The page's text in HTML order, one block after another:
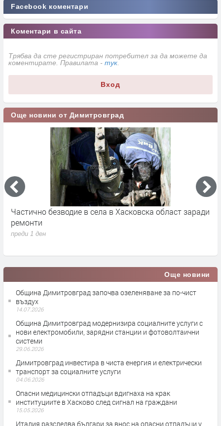
Facebook коментари
Коментари в сайта
Трябва да сте регистриран потребител за да можете да
коментирате. Правилата - тук.
Вход
Още новини от Димитровград
Частично безводие в села в Хасковска област заради
ремонти
преди 1 ден
Още новини
Община Димитровград започва озеленяване за по-чист
въздух
14.07.2026
Община Димитровград модернизира социалните услуги с
нови електромобили, зарядни станции и фотоволтаични
системи
29.06.2026
Димитровград инвестира в чиста енергия и електрически
транспорт за социалните услуги
04.06.2026
Опасни медицински отпадъци вдигнаха на крак
институциите в Хасково след сигнал на граждани
15.05.2026
Италия разследва българи за внос на опасни отпадъци у